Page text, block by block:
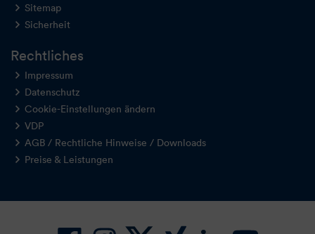
Sitemap
Sicherheit
Rechtliches
Impressum
Datenschutz
Cookie-Einstellungen ändern
VDP
AGB / Rechtliche Hinweise / Downloads
Preise & Leistungen